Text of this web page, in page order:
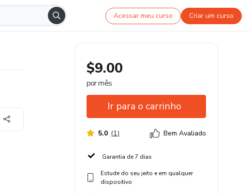
Acessar meu curso Criar um curso
$9.00
por mês
Ir para o carrinho
5.0 (1) Bem Avaliado
Garantia de 7 dias
Estude do seu jeito e em qualquer
dispositivo